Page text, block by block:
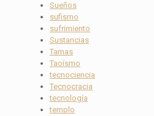
Sueños
sufismo
sufrimiento
Sustancias
Tamas
Taoísmo
tecnociencia
Tecnocracia
tecnología
templo